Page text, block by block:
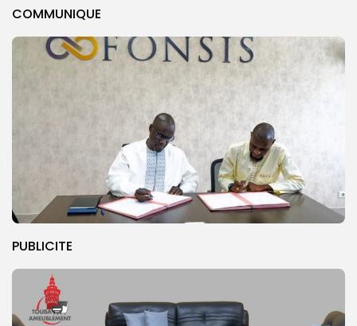
COMMUNIQUE
PUBLICITE